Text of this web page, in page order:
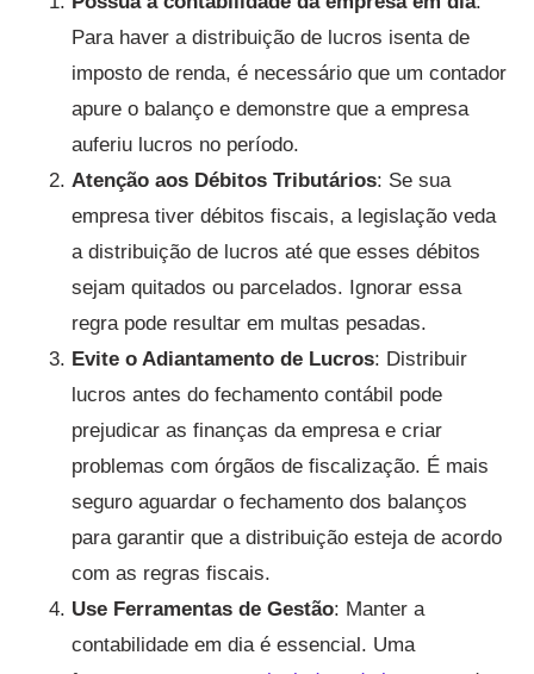
Para haver a distribuição de lucros isenta de
imposto de renda, é necessário que um contador
apure o balanço e demonstre que a empresa
auferiu lucros no período.
Atenção aos Débitos Tributários: Se sua
empresa tiver débitos fiscais, a legislação veda
a distribuição de lucros até que esses débitos
sejam quitados ou parcelados. Ignorar essa
regra pode resultar em multas pesadas.
Evite o Adiantamento de Lucros: Distribuir
lucros antes do fechamento contábil pode
prejudicar as finanças da empresa e criar
problemas com órgãos de fiscalização. É mais
seguro aguardar o fechamento dos balanços
para garantir que a distribuição esteja de acordo
com as regras fiscais.
Use Ferramentas de Gestão: Manter a
contabilidade em dia é essencial. Uma